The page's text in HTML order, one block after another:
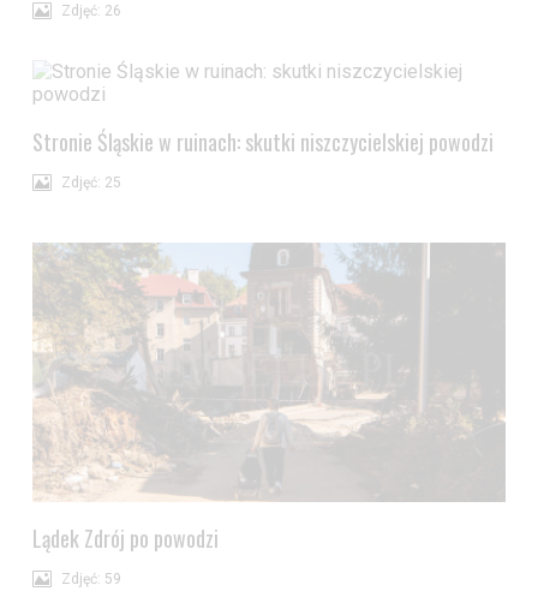
Zdjęć: 26
Stronie Śląskie w ruinach: skutki niszczycielskiej powodzi
Zdjęć: 25
Lądek Zdrój po powodzi
Zdjęć: 59